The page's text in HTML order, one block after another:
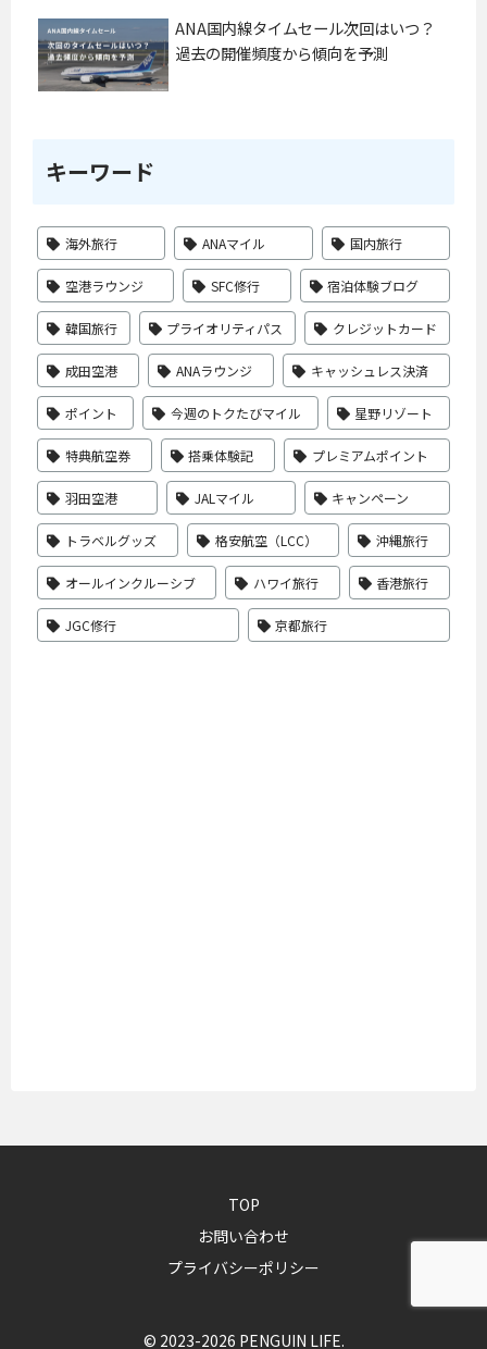
ANA国内線タイムセール次回はいつ？
過去の開催頻度から傾向を予測
キーワード
海外旅行 ANAマイル 国内旅行
空港ラウンジ SFC修行 宿泊体験ブログ
韓国旅行 プライオリティパス クレジットカード
成田空港 ANAラウンジ キャッシュレス決済
ポイント 今週のトクたびマイル 星野リゾート
特典航空券 搭乗体験記 プレミアムポイント
羽田空港 JALマイル キャンペーン
トラベルグッズ 格安航空（LCC） 沖縄旅行
オールインクルーシブ ハワイ旅行 香港旅行
JGC修行 京都旅行
TOP
お問い合わせ
プライバシーポリシー
© 2023-2026 PENGUIN LIFE.